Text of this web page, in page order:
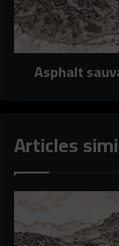
sans
détours
Asphalt
Articles